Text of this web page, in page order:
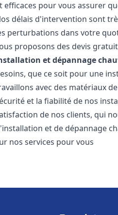
efficaces pour vous assurer
délais d'intervention sont
perturbations dans votre
proposons des devis
et dépannage
que ce soit pour une
avec des matériaux
et la fiabilité de nos
de nos clients, qui
et de dépannage
nos services pour vous